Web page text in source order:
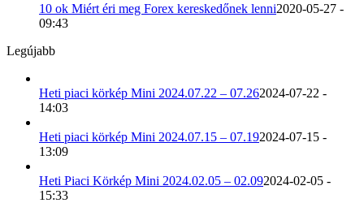
10 ok Miért éri meg Forex kereskedőnek lenni2020-05-27 -
09:43
Legújabb
Heti piaci körkép Mini 2024.07.22 – 07.262024-07-22 -
14:03
Heti piaci körkép Mini 2024.07.15 – 07.192024-07-15 -
13:09
Heti Piaci Körkép Mini 2024.02.05 – 02.092024-02-05 -
15:33